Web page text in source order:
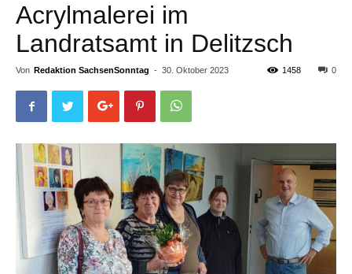
Acrylmalerei im
Landratsamt in Delitzsch
Von Redaktion SachsenSonntag - 30. Oktober 2023 0
1458